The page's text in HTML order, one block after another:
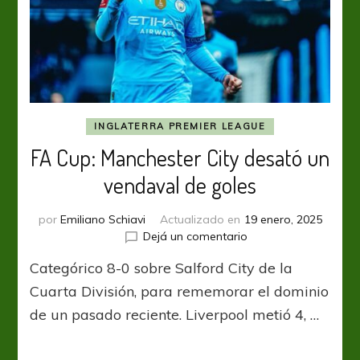
INGLATERRA PREMIER LEAGUE
FA Cup: Manchester City desató un
vendaval de goles
por Emiliano Schiavi Actualizado en 19 enero, 2025
Dejá un comentarioen
Cup:
Manchester
desató
Categórico 8-0 sobre Salford City de la
Cuarta División, para rememorar el dominio
de un pasado reciente. Liverpool metió 4, …